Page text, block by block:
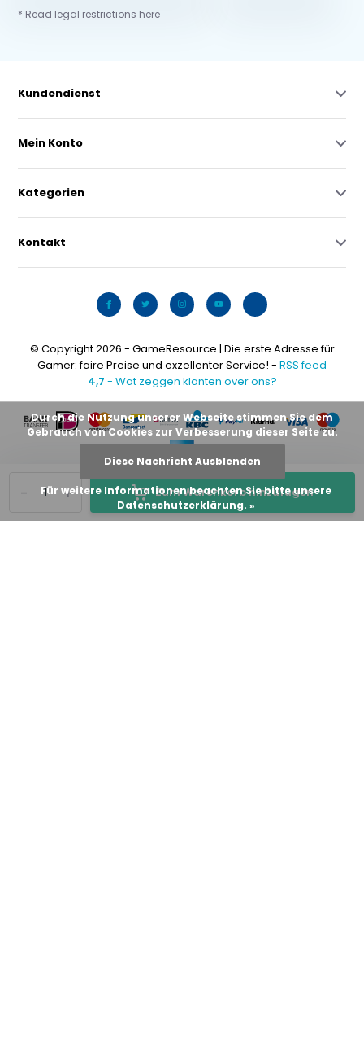
+
- Zum Warenkorb hinzufügen
* Read legal restrictions here
Kundendienst
Mein Konto
Kategorien
Kontakt
© Copyright 2026 - GameResource | Die erste Adresse für
Gamer: faire Preise und exzellenter Service! - RSS feed
4,7 - Wat zeggen klanten over ons?
Durch die Nutzung unserer Webseite stimmen Sie dem
Gebrauch von Cookies zur Verbesserung dieser Seite zu.
Diese Nachricht Ausblenden
Für weitere Informationen beachten Sie bitte unsere
Datenschutzerklärung. »